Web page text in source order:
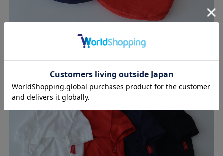
やわらかく伸びのよいコットンで、着せやすく快適
ラグラン袖で動きやすく、元気なわんこにもぴったり